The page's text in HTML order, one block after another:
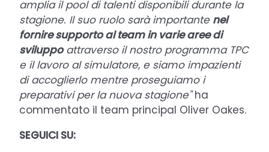
amplia il pool di talenti disponibili durante la
stagione. Il suo ruolo sarà importante nel
fornire supporto al team in varie aree di
sviluppoattraverso il nostro programma TPC
e il lavoro al simulatore, e siamo impazienti
di accoglierlo mentre proseguiamo i
preparativi per la nuova stagione"ha
commentato il team principal Oliver Oakes.
SEGUICI SU: